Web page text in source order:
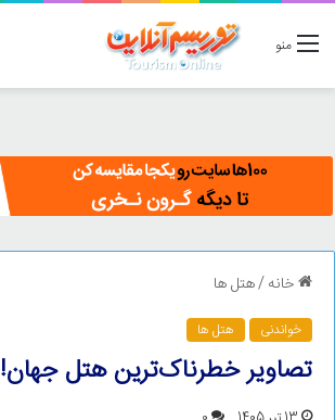
منو
خانه/هتل ها
خواندنی هتل ها
تصاویر خطرناک‌ترین هتل جهان!